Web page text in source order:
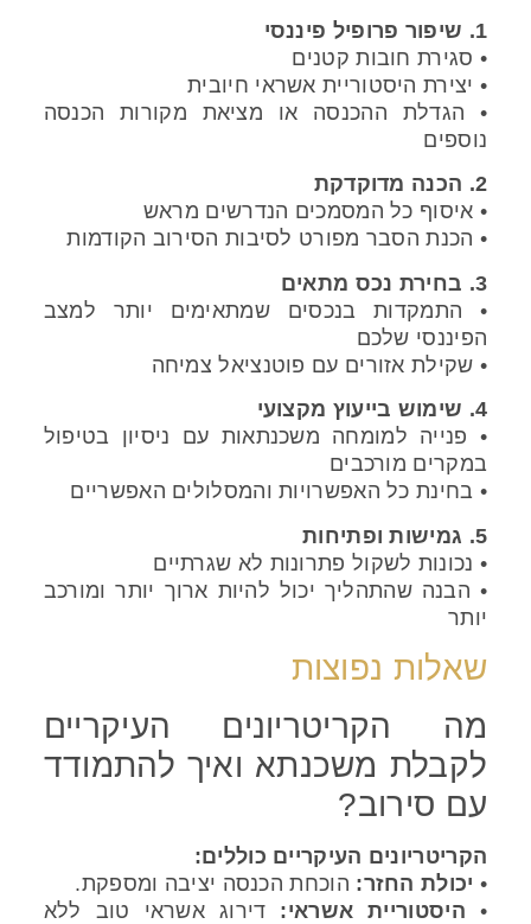
1. שיפור פרופיל פיננסי
• סגירת חובות קטנים
• יצירת היסטוריית אשראי חיובית
• הגדלת ההכנסה או מציאת מקורות הכנסה
נוספים
2. הכנה מדוקדקת
• איסוף כל המסמכים הנדרשים מראש
• הכנת הסבר מפורט לסיבות הסירוב הקודמות
3. בחירת נכס מתאים
• התמקדות בנכסים שמתאימים יותר למצב
הפיננסי שלכם
• שקילת אזורים עם פוטנציאל צמיחה
4. שימוש בייעוץ מקצועי
• פנייה למומחה משכנתאות עם ניסיון בטיפול
במקרים מורכבים
• בחינת כל האפשרויות והמסלולים האפשריים
5. גמישות ופתיחות
• נכונות לשקול פתרונות לא שגרתיים
• הבנה שהתהליך יכול להיות ארוך יותר ומורכב
יותר
שאלות נפוצות
מה הקריטריונים העיקריים
לקבלת משכנתא ואיך להתמודד
עם סירוב?
הקריטריונים העיקריים כוללים:
• יכולת החזר: הוכחת הכנסה יציבה ומספקת.
• היסטוריית אשראי: דירוג אשראי טוב ללא